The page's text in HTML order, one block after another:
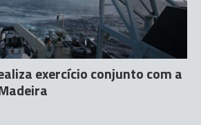
exercício conjunto com a